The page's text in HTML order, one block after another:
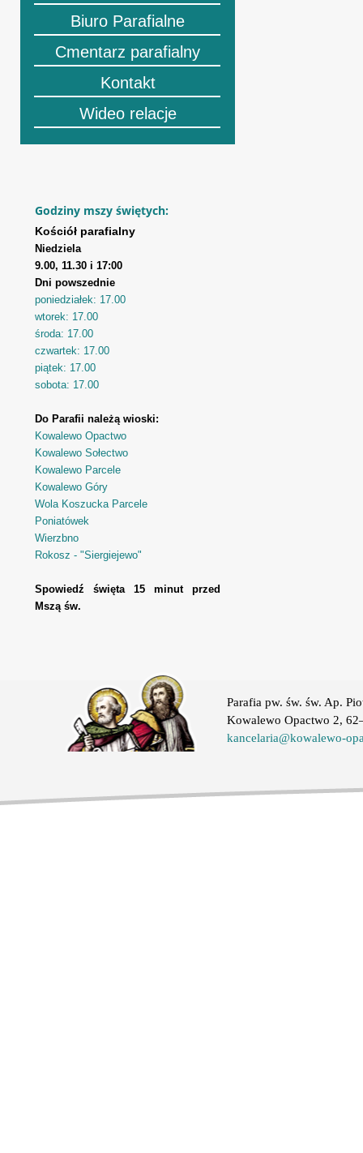
Biuro Parafialne
Cmentarz parafialny
Kontakt
Wideo relacje
Godziny mszy świętych:
Kościół parafialny
Niedziela
9.00, 11.30 i 17:00
Dni powszednie
poniedziałek: 17.00
wtorek: 17.00
środa: 17.00
czwartek: 17.00
piątek: 17.00
sobota: 17.00
Do Parafii należą wioski:
Kowalewo Opactwo
Kowalewo Sołectwo
Kowalewo Parcele
Kowalewo Góry
Wola Koszucka Parcele
Poniatówek
Wierzbno
Rokosz - "Siergiejewo"
Spowiedź święta 15 minut przed
Mszą św.
Parafia pw. św. św. Ap.
Kowalewo Opactwo 2,
kancelaria@kowalewo-